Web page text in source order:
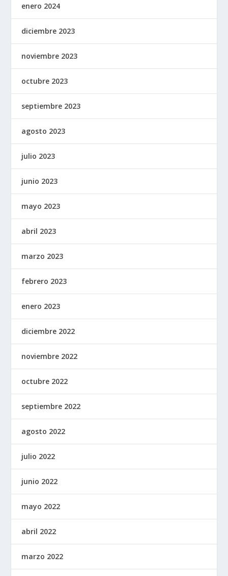
enero 2024
diciembre 2023
noviembre 2023
octubre 2023
septiembre 2023
agosto 2023
julio 2023
junio 2023
mayo 2023
abril 2023
marzo 2023
febrero 2023
enero 2023
diciembre 2022
noviembre 2022
octubre 2022
septiembre 2022
agosto 2022
julio 2022
junio 2022
mayo 2022
abril 2022
marzo 2022